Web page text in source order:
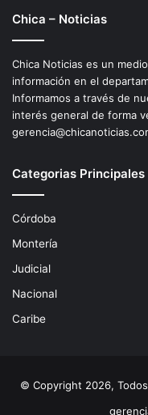
Chica – Noticias
Chica Noticias es un
información en el
Informamos a través de
interés general de forma
Categorias Principales
Córdoba
Montería
Judicial
Nacional
Caribe
© Copyright 2026,